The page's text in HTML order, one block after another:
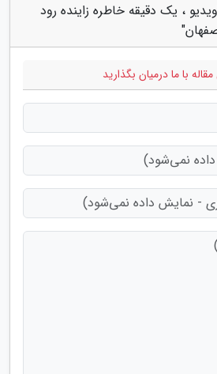
، یک دقیقه خاطره زاینده رود
با ما درمیان بگذارید